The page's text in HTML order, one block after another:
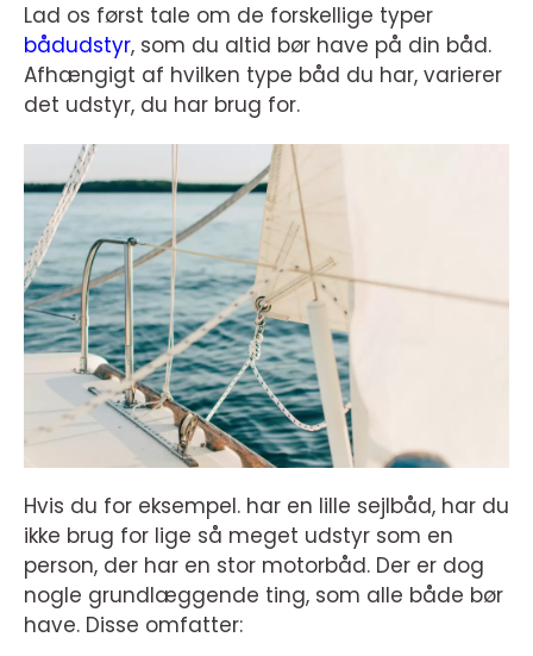
Lad os først tale om de forskellige typer
bådudstyr, som du altid bør have på din båd.
Afhængigt af hvilken type båd du har, varierer
det udstyr, du har brug for.
Hvis du for eksempel. har en lille sejlbåd, har du
ikke brug for lige så meget udstyr som en
person, der har en stor motorbåd. Der er dog
nogle grundlæggende ting, som alle både bør
have. Disse omfatter: